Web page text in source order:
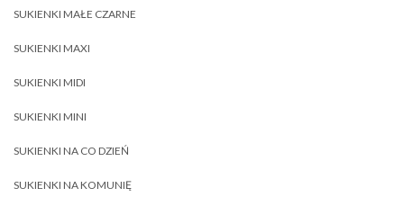
SUKIENKI MAŁE CZARNE
SUKIENKI MAXI
SUKIENKI MIDI
SUKIENKI MINI
SUKIENKI NA CO DZIEŃ
SUKIENKI NA KOMUNIĘ